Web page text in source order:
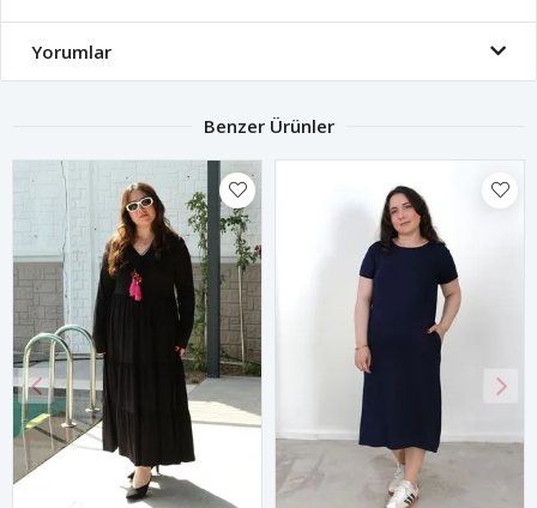
Yorumlar
Benzer Ürünler